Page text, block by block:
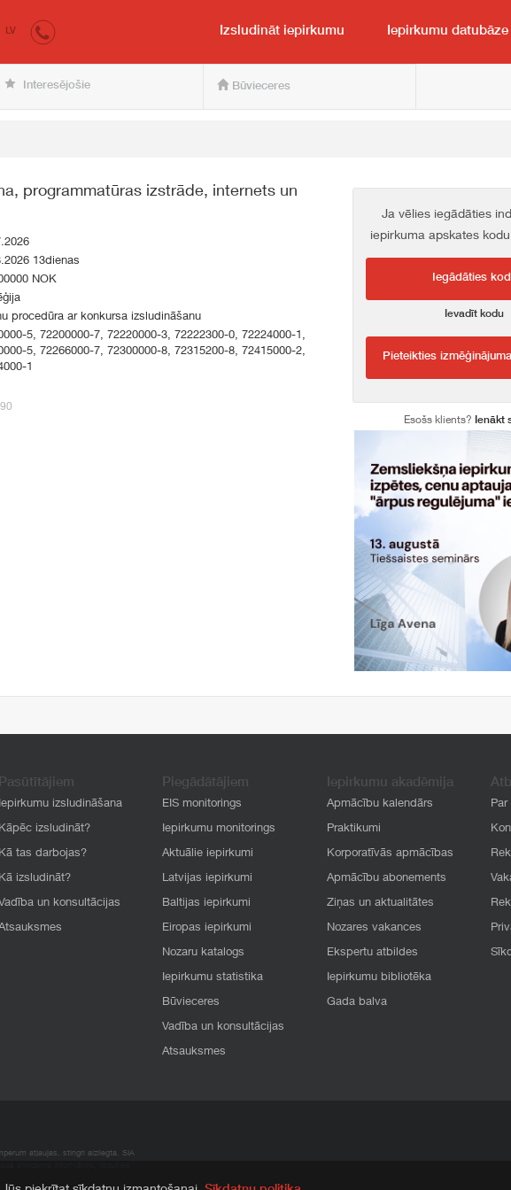
pircējam un pārdevējam
LV Izsludināt iepirkumu Iepirkumu datubāze
Interesējošie Būvieceres
programmatūras izstrāde, internets un
13dienas
NOK
procedūra ar konkursa izsludināšanu
5, 72200000-7, 72220000-3, 72222300-0, 72224000-1,
5, 72266000-7, 72300000-8, 72315200-8, 72415000-2,
1
Ja vēlies iegādāties
iepirkuma apskates
Iegādāties
Ievadīt kodu
Pieteikties
Esošs klients? Ienākt
Pasūtītājiem
Iepirkumu izsludināšana
Kāpēc izsludināt?
Kā tas darbojas?
Kā izsludināt?
un konsultācijas
Piegādātājiem
EIS monitorings
Iepirkumu monitorings
Aktuālie iepirkumi
Latvijas iepirkumi
Baltijas iepirkumi
Eiropas iepirkumi
Nozaru katalogs
Iepirkumu statistika
Būvieceres
Vadība un konsultācijas
Atsauksmes
Iepirkumu akadēmija
Apmācību kalendārs
Praktikumi
Korporatīvās apmācības
Apmācību abonements
Ziņas un aktualitātes
Nozares vakances
Ekspertu atbildes
Iepirkumu bibliotēka
Gada balva
Par
atļaujas, stingri aizliegta. SIA